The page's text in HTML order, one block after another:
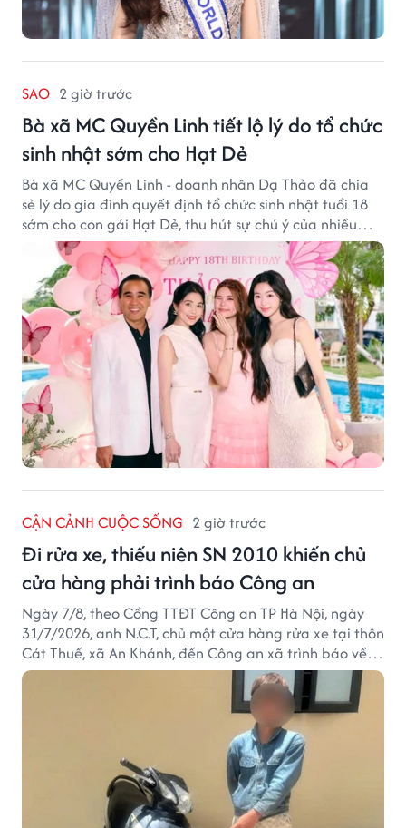
SAO 2 giờ trước
Bà xã MC Quyền Linh tiết lộ lý do tổ chức
sinh nhật sớm cho Hạt Dẻ
Bà xã MC Quyền Linh - doanh nhân Dạ Thảo đã chia
sẻ lý do gia đình quyết định tổ chức sinh nhật tuổi 18
sớm cho con gái Hạt Dẻ, thu hút sự chú ý của nhiều
người hâm mộ.
CẬN CẢNH CUỘC SỐNG 2 giờ trước
Đi rửa xe, thiếu niên SN 2010 khiến chủ
cửa hàng phải trình báo Công an
Ngày 7/8, theo Cổng TTĐT Công an TP Hà Nội, ngày
31/7/2026, anh N.C.T, chủ một cửa hàng rửa xe tại thôn
Cát Thuế, xã An Khánh, đến Công an xã trình báo về
việc bị mất trộm chiếc xe máy Honda Wave. Trong cốp
xe còn có nhiều giấy tờ cá nhân và khoảng 1,2 triệu